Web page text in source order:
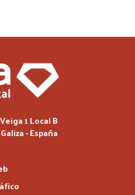
1 Local B
- España